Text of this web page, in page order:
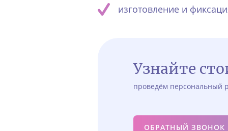
изготовление и
Узнайте
проведём персональный
ОБРАТНЫЙ ЗВОНОК